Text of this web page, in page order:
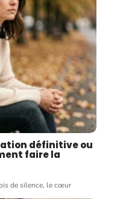
définitive ou
faire la
de silence, le cœur